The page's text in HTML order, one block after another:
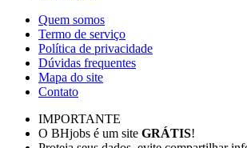
Quem somos
Termo de serviço
Política de privacidade
Dúvidas frequentes
Mapa do site
Contato
IMPORTANTE
O BHjobs é um site GRÁTIS!